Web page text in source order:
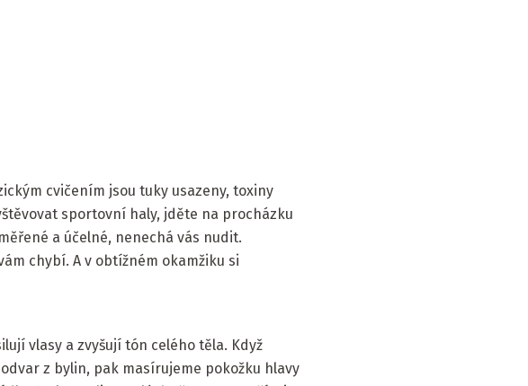
cvičením jsou tuky usazeny, toxiny
sportovní haly, jděte na procházku
a účelné, nenechá vás nudit.
chybí. A v obtížném okamžiku si
vlasy a zvyšují tón celého těla. Když
z bylin, pak masírujeme pokožku hlavy